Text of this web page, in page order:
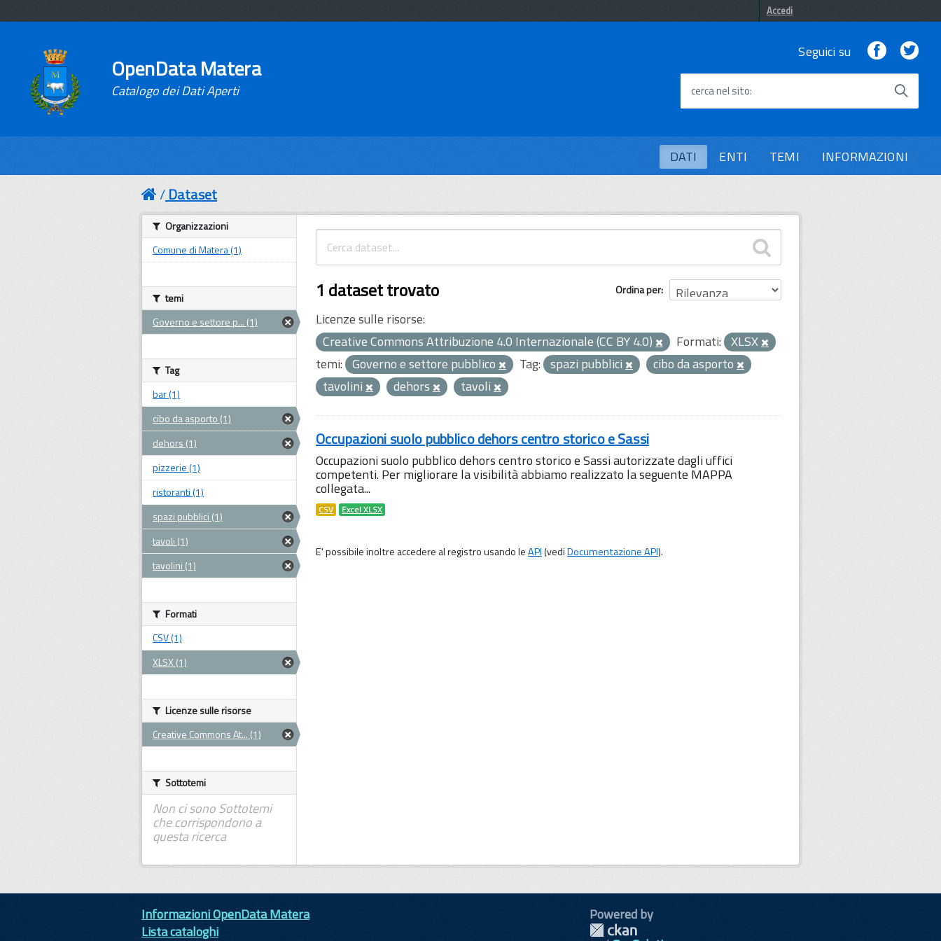
Accedi
OpenData Matera
Catalogo dei Dati Aperti
Seguici su Facebook
cerca nel sito
DATI ENTI TEMI INFORMAZIONI
Dataset
Ordina per
1 dataset trovato
Licenze sulle risorse:
Creative Commons Attribuzione 4.0 Internazionale (CC BY 4.0)
Formati: XLSX
temi: Governo e settore pubblico Tag: spazi pubblici
cibo da asporto
tavolini
dehors tavoli
Occupazioni suolo pubblico dehors centro storico e Sassi
Occupazioni suolo pubblico dehors centro storico e Sassi autorizzate dagli uffici
competenti. Per migliorare la visibilità abbiamo realizzato la seguente MAPPA
collegata...
CSV Excel XLSX
E' possibile inoltre accedere al registro usando leAPI(vediDocumentazione API).
Organizzazioni
Comune di Matera (1)
temi
Governo e settore p... (1)
Tag
bar (1)
cibo da asporto (1)
dehors (1)
pizzerie (1)
ristoranti (1)
spazi pubblici (1)
tavoli (1)
tavolini (1)
Formati
CSV (1)
XLSX (1)
Licenze sulle risorse
Creative Commons At... (1)
Sottotemi
Non ci sono Sottotemi
che corrispondono a
questa ricerca
Informazioni OpenData Matera
Lista cataloghi
Powered by